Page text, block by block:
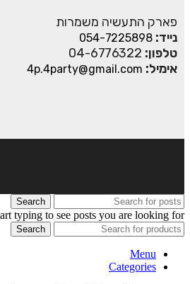
פארק התעשיה משמרות
נייד: 054-7225898
טלפון: 04-6776322
אימיל: 4p.4party@gmail.com
Search
typing to see posts you are looking for.
Search
Menu
Categories